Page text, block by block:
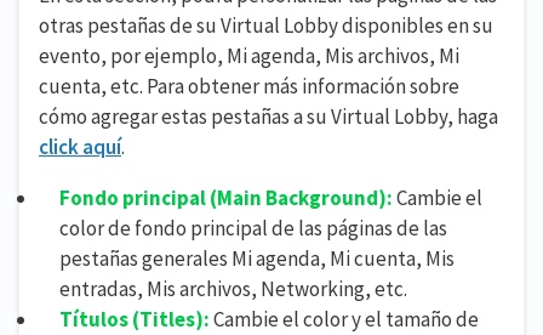
otras pestañas de su Virtual Lobby disponibles en su
evento, por ejemplo, Mi agenda, Mis archivos, Mi
cuenta, etc. Para obtener más información sobre
cómo agregar estas pestañas a su Virtual Lobby, haga
click aquí.
Fondo principal (Main Background):Cambie el
color de fondo principal de las páginas de las
pestañas generales Mi agenda, Mi cuenta, Mis
entradas, Mis archivos, Networking, etc.
Títulos (Titles):Cambie el color y el tamaño de